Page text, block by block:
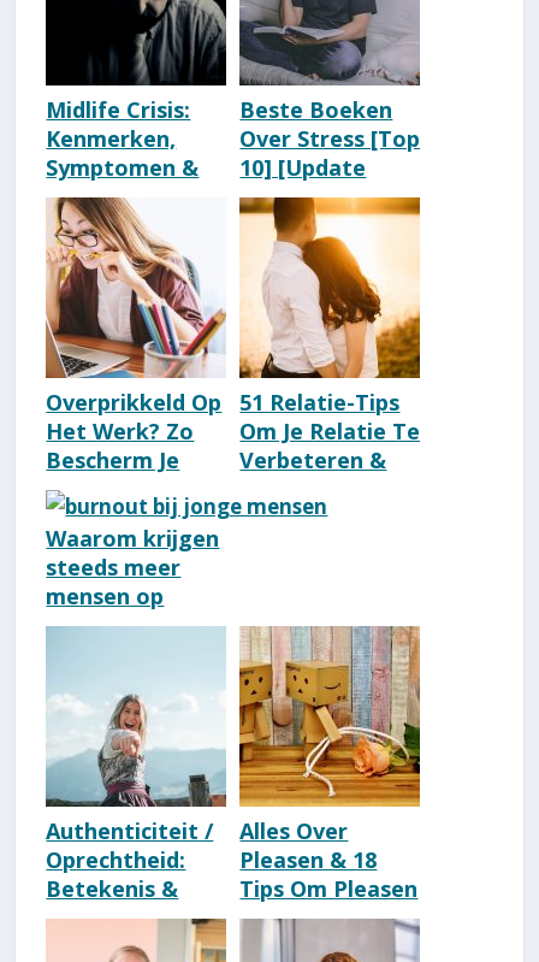
Midlife Crisis:
Kenmerken,
Symptomen &
Tips
[Schokkend]
Beste Boeken
Over Stress [Top
10] [Update
2026]
Overprikkeld Op
Het Werk? Zo
Bescherm Je
Jezelf Op
Kantoor [9 Tips]
51 Relatie-Tips
Om Je Relatie Te
Verbeteren &
[Bewezen]
Waarom krijgen
steeds meer
mensen op
jonge leeftijd
Authenticiteit /
Oprechtheid:
Betekenis &
Kenmerken
Alles Over
Pleasen & 18
Tips Om Pleasen
Af Te Leren
[Confronterend]